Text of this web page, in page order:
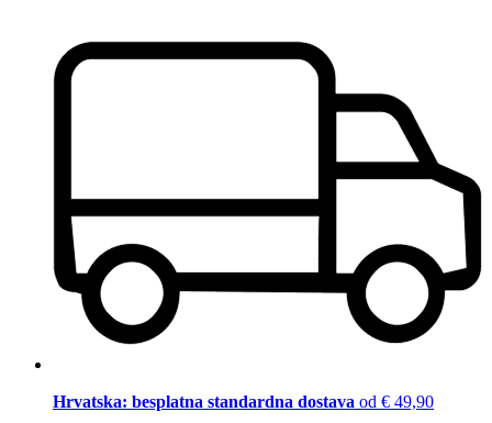
Hrvatska: besplatna standardna dostava od € 49,90